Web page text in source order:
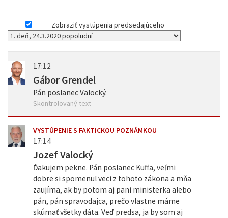
Zobraziť vystúpenia predsedajúceho
17:12
Gábor Grendel
Pán poslanec Valocký.
Skontrolovaný text
VYSTÚPENIE S FAKTICKOU POZNÁMKOU
17:14
Jozef Valocký
Ďakujem pekne. Pán poslanec Kuffa, veľmi
dobre si spomenul veci z tohoto zákona a mňa
zaujíma, ak by potom aj pani ministerka alebo
pán, pán spravodajca, prečo vlastne máme
skúmať všetky dáta. Veď predsa, ja by som aj